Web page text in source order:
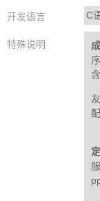
开发语言 C
特殊说明